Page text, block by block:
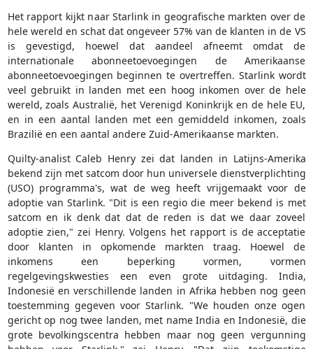
Het rapport kijkt naar Starlink in geografische markten over de
hele wereld en schat dat ongeveer 57% van de klanten in de VS
is gevestigd, hoewel dat aandeel afneemt omdat de
internationale abonneetoevoegingen de Amerikaanse
abonneetoevoegingen beginnen te overtreffen. Starlink wordt
veel gebruikt in landen met een hoog inkomen over de hele
wereld, zoals Australië, het Verenigd Koninkrijk en de hele EU,
en in een aantal landen met een gemiddeld inkomen, zoals
Brazilië en een aantal andere Zuid-Amerikaanse markten.
Quilty-analist Caleb Henry zei dat landen in Latijns-Amerika
bekend zijn met satcom door hun universele dienstverplichting
(USO) programma's, wat de weg heeft vrijgemaakt voor de
adoptie van Starlink. "Dit is een regio die meer bekend is met
satcom en ik denk dat dat de reden is dat we daar zoveel
adoptie zien," zei Henry. Volgens het rapport is de acceptatie
door klanten in opkomende markten traag. Hoewel de
inkomens een beperking vormen, vormen
regelgevingskwesties een even grote uitdaging. India,
Indonesië en verschillende landen in Afrika hebben nog geen
toestemming gegeven voor Starlink. "We houden onze ogen
gericht op nog twee landen, met name India en Indonesië, die
grote bevolkingscentra hebben maar nog geen vergunning